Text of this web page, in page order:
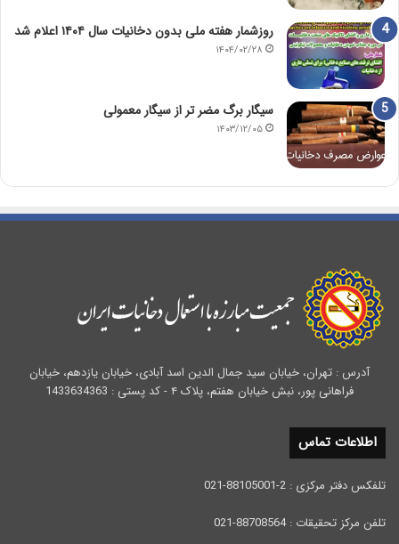
روزشمار هفته ملی بدون دخانیات سال ۱۴۰۴ اعلام شد
۱۴۰۴/۰۲/۲۸
سیگار برگ مضر تر از سیگار معمولی
۱۴۰۳/۱۲/۰۵
آدرس : تهران، خیابان سید جمال الدین اسد آبادی، خیابان یازدهم، خیابان
فراهانی پور، نبش خیابان هفتم، پلاک ۴ - کد پستی : 1433634363
اطلاعات تماس
تلفکس دفتر مرکزی : 2-88105001-021
تلفن مرکز تحقیقات : 88708564-021